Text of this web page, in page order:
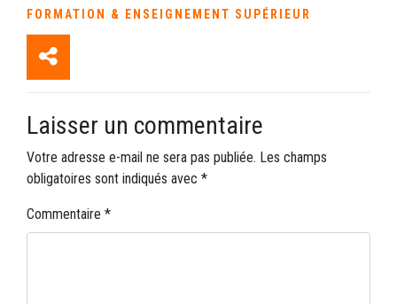
FORMATION & ENSEIGNEMENT SUPÉRIEUR
Laisser un commentaire
Votre adresse e-mail ne sera pas publiée. Les champs
obligatoires sont indiqués avec *
Commentaire *